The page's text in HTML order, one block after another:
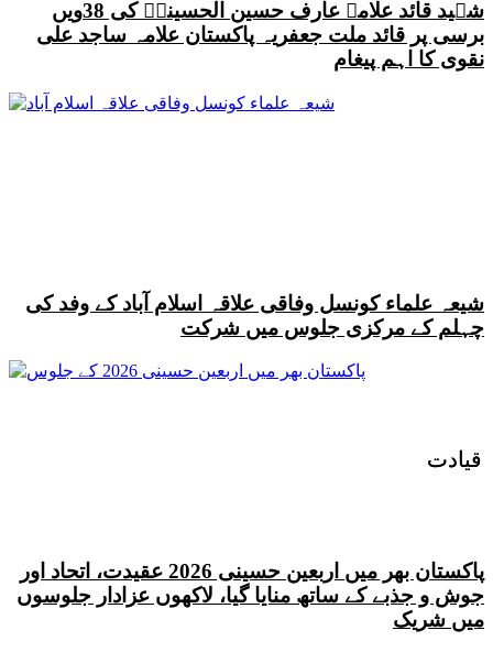
قیادت
قیادت
شہید قائد علامہ عارف حسین الحسینیؒ کی 38ویں
برسی پر قائد ملت جعفریہ پاکستان علامہ ساجد علی
نقوی کا اہم پیغام
شیعہ علماء کونسل وفاقی علاقہ اسلام آباد کے وفد کی
چہلم کے مرکزی جلوس میں شرکت
پاکستان بھر میں اربعین حسینی 2026 عقیدت، اتحاد اور
جوش و جذبے کے ساتھ منایا گیا، لاکھوں عزادار جلوسوں
میں شریک